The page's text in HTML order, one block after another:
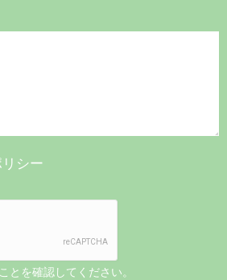
シー
とを確認してください。